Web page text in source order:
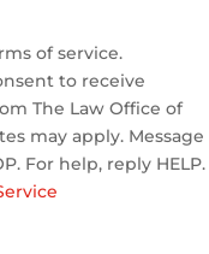
of service.
to receive
The Law Office of
may apply. Message
For help, reply HELP.